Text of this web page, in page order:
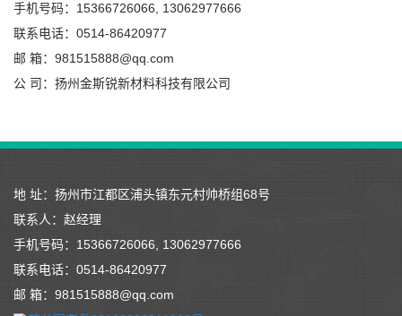
手机号码：15366726066, 13062977666
联系电话：0514-86420977
邮 箱：981515888@qq.com
公 司：扬州金斯锐新材料科技有限公司
地 址：扬州市江都区浦头镇东元村帅桥组68号
联系人：赵经理
手机号码：15366726066, 13062977666
联系电话：0514-86420977
邮 箱：981515888@qq.com